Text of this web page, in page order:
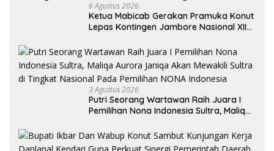
6 Agustus 2026
Ketua Mabicab Gerakan Pramuka Konut
Lepas Kontingen Jambore Nasional XII
3 Agustus 2026
Putri Seorang Wartawan ‎Raih Juara I
Pemilihan Nona Indonesia Sultra, Maliqa
Tingkat Nasional Pada Pemilihan NONA
Indonesia